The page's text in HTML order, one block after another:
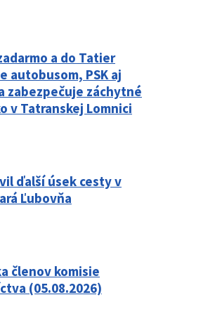
a do Tatier
autobusom, PSK aj
zabezpečuje záchytné
v Tatranskej Lomnici
ďalší úsek cesty v
Ľubovňa
členov komisie
(05.08.2026)